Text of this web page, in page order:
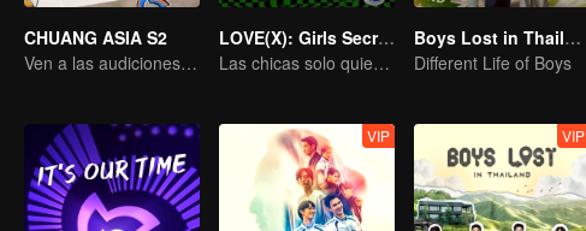
CHUANG ASIA S2
Ven a las audiciones asiáticas y elige a tu ídolo
LOVE(X): Girls Secret Party
Las chicas solo quieren divertirse
Boys Lost in Thailand·Behind the Scene
Different Life of Boys
VIP VIP